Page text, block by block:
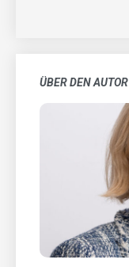
ÜBER DEN AUTOR